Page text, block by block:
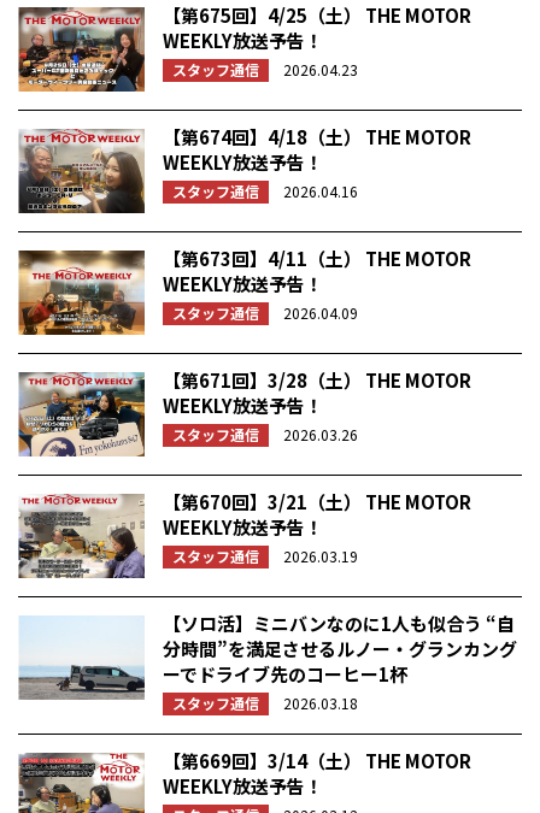
【第675回】4/25（土） THE MOTOR
WEEKLY放送予告！
スタッフ通信 2026.04.23
【第674回】4/18（土） THE MOTOR
WEEKLY放送予告！
スタッフ通信 2026.04.16
【第673回】4/11（土） THE MOTOR
WEEKLY放送予告！
スタッフ通信 2026.04.09
【第671回】3/28（土） THE MOTOR
WEEKLY放送予告！
スタッフ通信 2026.03.26
【第670回】3/21（土） THE MOTOR
WEEKLY放送予告！
スタッフ通信 2026.03.19
【ソロ活】ミニバンなのに1人も似合う “自
分時間”を満足させるルノー・グランカング
ーでドライブ先のコーヒー1杯
スタッフ通信 2026.03.18
【第669回】3/14（土） THE MOTOR
WEEKLY放送予告！